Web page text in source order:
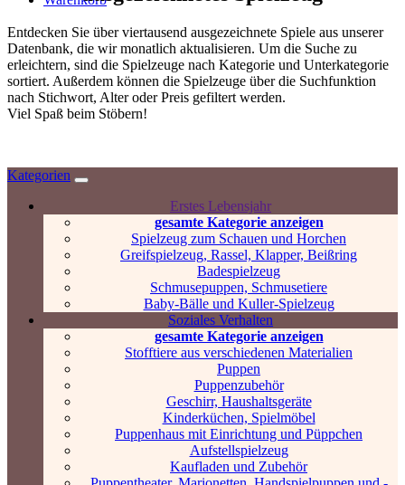
Entdecken Sie über viertausend ausgezeichnete Spiele aus unserer
Datenbank, die wir monatlich aktualisieren. Um die Suche zu
erleichtern, sind die Spielzeuge nach Kategorie und Unterkategorie
sortiert. Außerdem können die Spielzeuge über die Suchfunktion
nach Stichwort, Alter oder Preis gefiltert werden.
Viel Spaß beim Stöbern!
Kategorien
Erstes Lebensjahr
gesamte Kategorie anzeigen
Spielzeug zum Schauen und Horchen
Greifspielzeug, Rassel, Klapper, Beißring
Badespielzeug
Schmusepuppen, Schmusetiere
Baby-Bälle und Kuller-Spielzeug
Soziales Verhalten
gesamte Kategorie anzeigen
Stofftiere aus verschiedenen Materialien
Puppen
Puppenzubehör
Geschirr, Haushaltsgeräte
Kinderküchen, Spielmöbel
Puppenhaus mit Einrichtung und Püppchen
Aufstellspielzeug
Kaufladen und Zubehör